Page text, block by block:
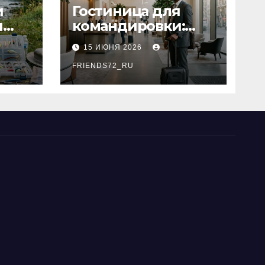
Гостиница для
командировки:
основные
критерии выбора
15 ИЮНЯ 2026
FRIENDS72_RU